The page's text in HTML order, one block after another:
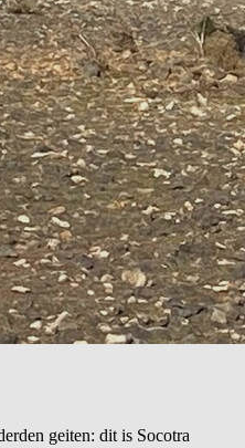
geiten: dit is Socotra